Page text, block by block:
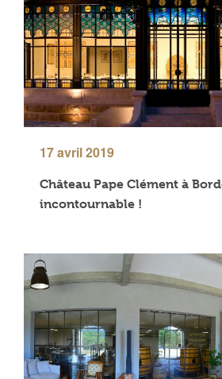
17 avril 2019
Château Pape Clément à
incontournable !